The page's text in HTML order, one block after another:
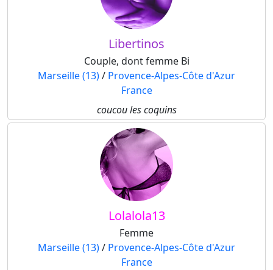
Libertinos
Couple, dont femme Bi
Marseille (13)/ Provence-Alpes-Côte d'Azur
France
coucou les coquins
Lolalola13
Femme
Marseille (13)/ Provence-Alpes-Côte d'Azur
France